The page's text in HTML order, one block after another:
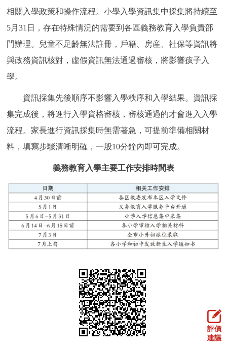
相關入學政策和操作流程。小學入學資訊集中採集將持續至
5月31日，存在特殊情況的需要到各區義務教育入學負責部
門辦理。兒童不足齡無法註冊，戶籍、房産、社保等資訊將
與政務資訊核對，虛假資訊無法通過審核，將影響孩子入
學。
資訊採集先後順序不影響入學秩序和入學結果。資訊採
集完成後，將進行入學資格審核，審核通過的才會進入入學
流程。家長進行資訊採集時無需著急，可提前準備相關材
料，填寫步驟清晰明確，一般10分鐘內即可完成。
義務教育入學主要工作安排時間表
評價
建議